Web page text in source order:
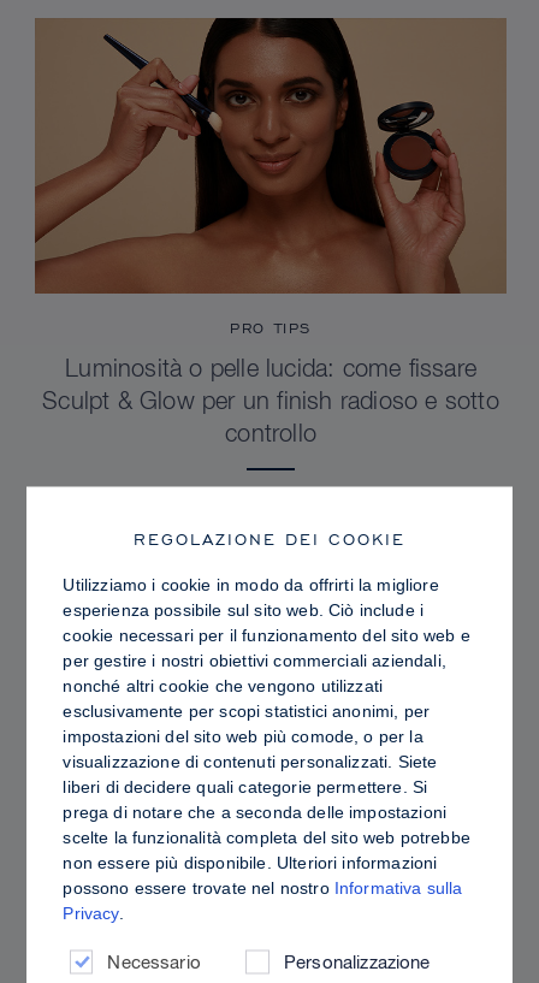
PRO TIPS
Luminosità o pelle lucida: come fissare
Sculpt & Glow per un finish radioso e sotto
controllo
PRO TIPS
Contouring in crema o in polvere: differenze,
vantaggi e come scegliere i prodotti più
REGOLAZIONE DEI COOKIE
Utilizziamo i cookie in modo da offrirti la migliore
esperienza possibile sul sito web. Ciò include i
cookie necessari per il funzionamento del sito web e
per gestire i nostri obiettivi commerciali aziendali,
nonché altri cookie che vengono utilizzati
esclusivamente per scopi statistici anonimi, per
impostazioni del sito web più comode, o per la
visualizzazione di contenuti personalizzati. Siete
liberi di decidere quali categorie permettere. Si
prega di notare che a seconda delle impostazioni
scelte la funzionalità completa del sito web potrebbe
non essere più disponibile. Ulteriori informazioni
possono essere trovate nel nostro Informativa sulla
Privacy.
Necessario Personalizzazione